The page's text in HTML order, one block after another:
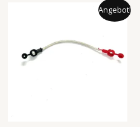
Angebot!
Ursprünglicher
19.50 CHF
Aktueller
Preis